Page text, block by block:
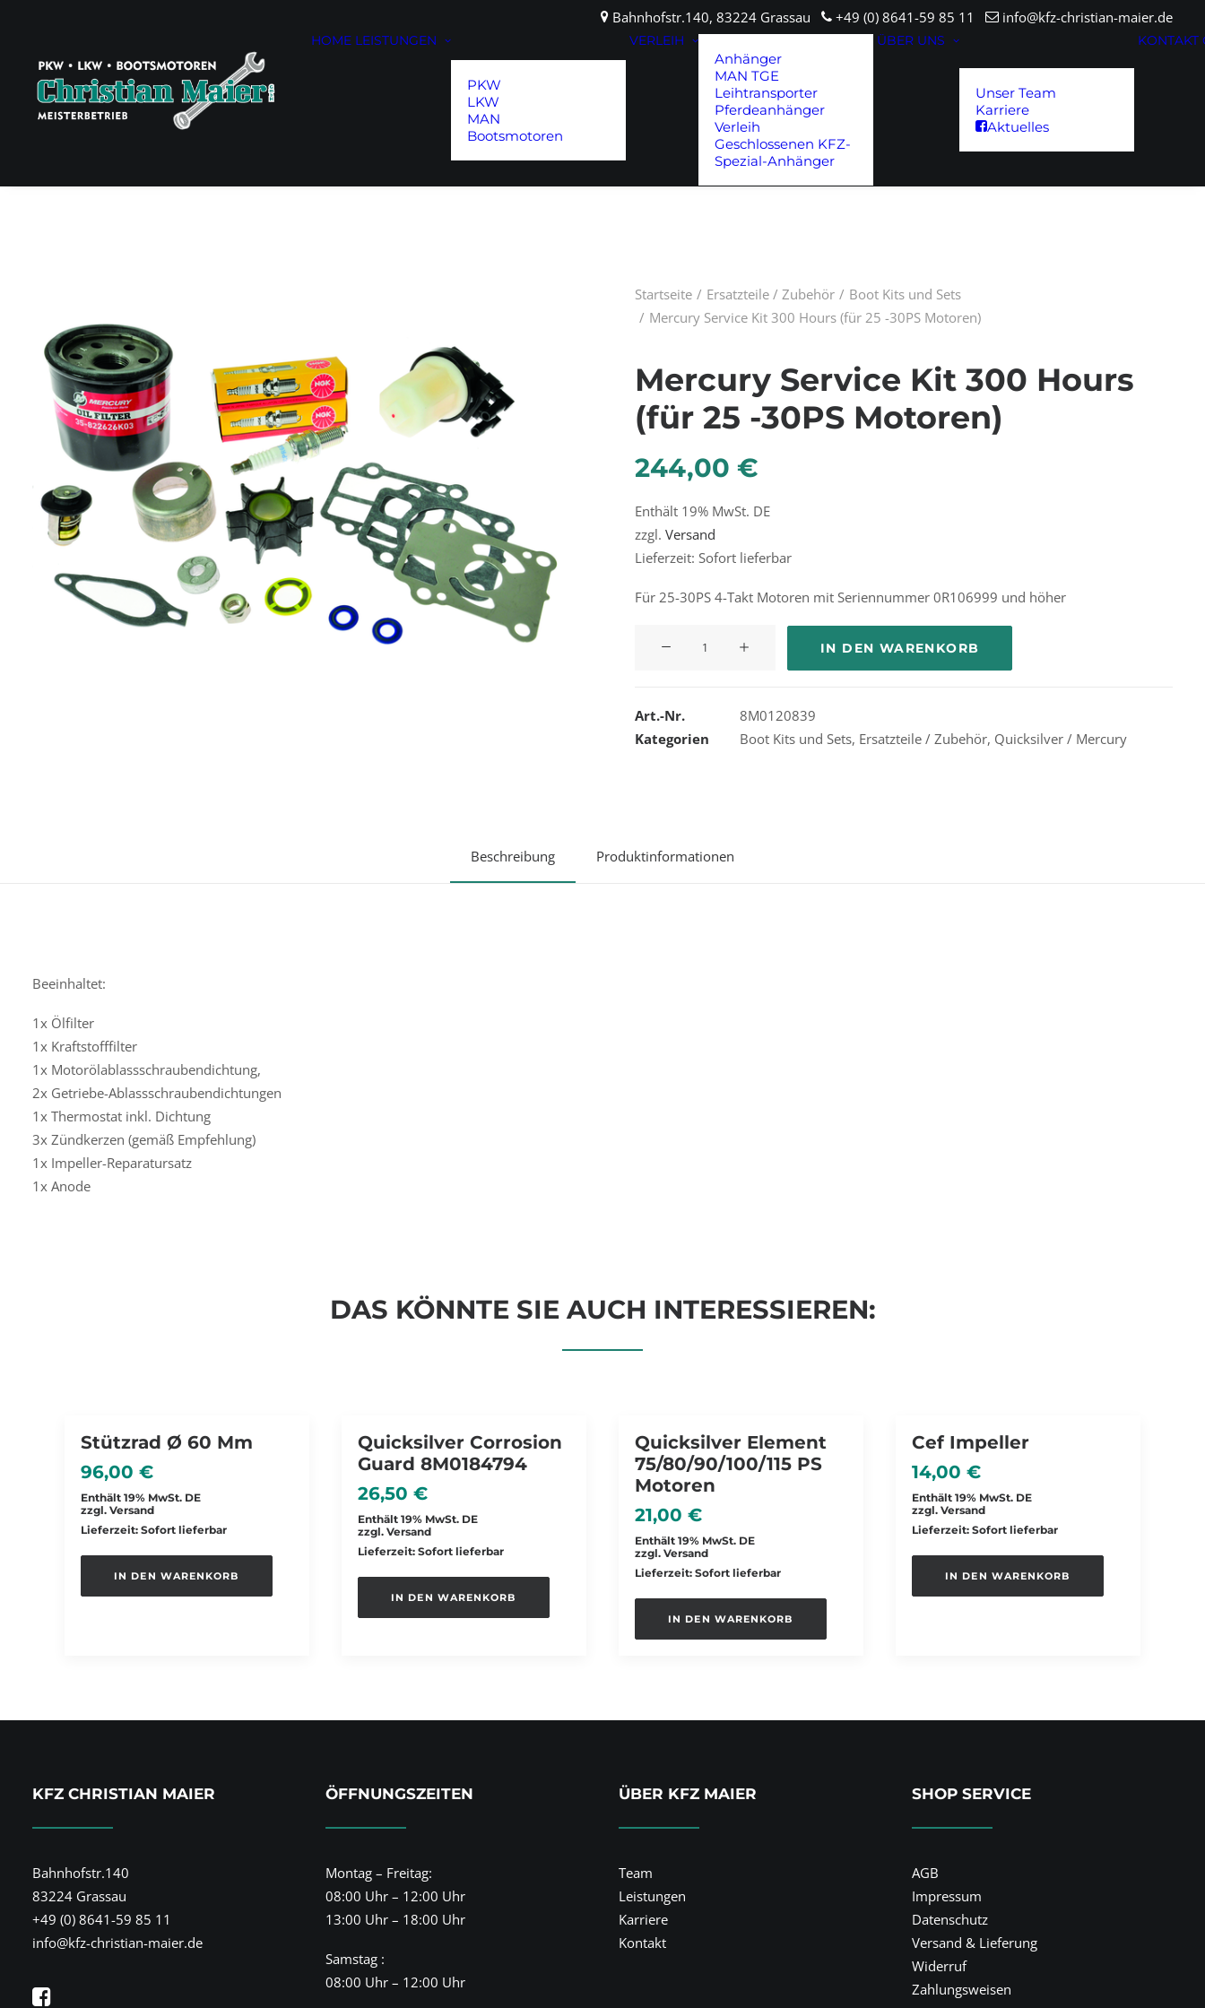
Bahnhofstr.140, 83224 Grassau +49 (0) 8641-59 85 11 info@kfz-christian-maier.de
HOME LEISTUNGEN
PKW
LKW
MAN
Bootsmotoren
VERLEIH
Anhänger
MAN TGE
Leihtransporter
Pferdeanhänger
Verleih
Geschlossenen KFZ-
Spezial-Anhänger
ÜBER UNS
Unser Team
Karriere
Aktuelles
KONTAKT
Startseite Ersatzteile / Zubehör
Boot Kits und Sets
Mercury Service Kit 300 Hours (für 25 -30PS Motoren)
Mercury Service Kit 300 Hours
(für 25 -30PS Motoren)
244,00 €
Enthält 19% MwSt. DE
zzgl. Versand
Lieferzeit: Sofort lieferbar
Für 25-30PS 4-Takt Motoren mit Seriennummer 0R106999 und höher
IN DEN WARENKORB
Art.-Nr.
8M0120839
Kategorien
Boot Kits und Sets, Ersatzteile / Zubehör, Quicksilver / Mercury
Beschreibung Produktinformationen
Beeinhaltet:
1x Ölfilter
1x Kraftstofffilter
1x Motorölablassschraubendichtung,
2x Getriebe-Ablassschraubendichtungen
1x Thermostat inkl. Dichtung
3x Zündkerzen (gemäß Empfehlung)
1x Impeller-Reparatursatz
1x Anode
DAS KÖNNTE SIE AUCH INTERESSIEREN:
Stützrad Ø 60 Mm
96,00 €
Enthält 19% MwSt. DE
zzgl. Versand
Lieferzeit: Sofort lieferbar
IN DEN WARENKORB
Quicksilver Corrosion
Guard 8M0184794
26,50 €
Enthält 19% MwSt. DE
zzgl. Versand
Lieferzeit: Sofort lieferbar
IN DEN WARENKORB
Quicksilver Element
75/80/90/100/115 PS
Motoren
21,00 €
Enthält 19% MwSt. DE
zzgl. Versand
Lieferzeit: Sofort lieferbar
IN DEN WARENKORB
Cef Impeller
14,00 €
Enthält 19% MwSt. DE
zzgl. Versand
Lieferzeit: Sofort lieferbar
IN DEN WARENKORB
KFZ CHRISTIAN MAIER
Bahnhofstr.140
83224 Grassau
+49 (0) 8641-59 85 11
info@kfz-christian-maier.de
ÖFFNUNGSZEITEN
Montag – Freitag:
08:00 Uhr – 12:00 Uhr
13:00 Uhr – 18:00 Uhr
Samstag :
08:00 Uhr – 12:00 Uhr
ÜBER KFZ MAIER
Team
Leistungen
Karriere
Kontakt
SHOP SERVICE
AGB
Impressum
Datenschutz
Versand & Lieferung
Widerruf
Zahlungsweisen